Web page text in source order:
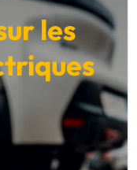
les